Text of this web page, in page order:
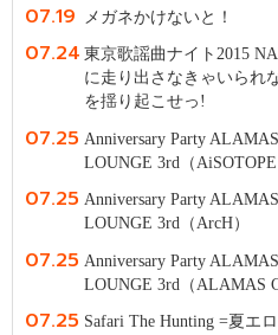
07.19 メガネかけないと！
07.24 東京歌謡曲ナイト2015
に走り出さなきゃいられ
を揺り起こせっ!
07.25 Anniversary Party
LOUNGE 3rd（AiSOTOPE
07.25 Anniversary Party
LOUNGE 3rd（ArcH）
07.25 Anniversary Party
LOUNGE 3rd（ALAMAS
07.25 Safari The Hunting =夏エ